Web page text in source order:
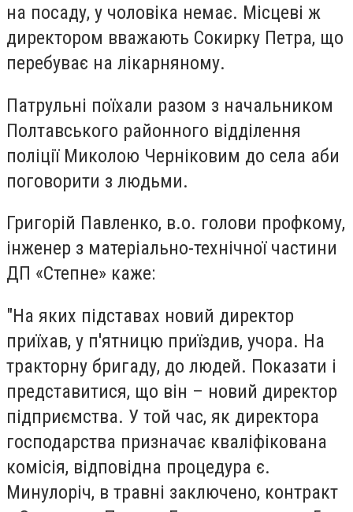
на посаду, у чоловіка немає. Місцеві ж
директором вважають Сокирку Петра, що
перебуває на лікарняному.
Патрульні поїхали разом з начальником
Полтавського районного відділення
поліції Миколою Черніковим до села аби
поговорити з людьми.
Григорій Павленко, в.о. голови профкому,
інженер з матеріально-технічної частини
ДП «Степне» каже:
"На яких підставах новий директор
приїхав, у п'ятницю приїздив, учора. На
тракторну бригаду, до людей. Показати і
представитися, що він – новий директор
підприємства. У той час, як директора
господарства призначає кваліфікована
комісія, відповідна процедура є.
Минулоріч, в травні заключено, контракт